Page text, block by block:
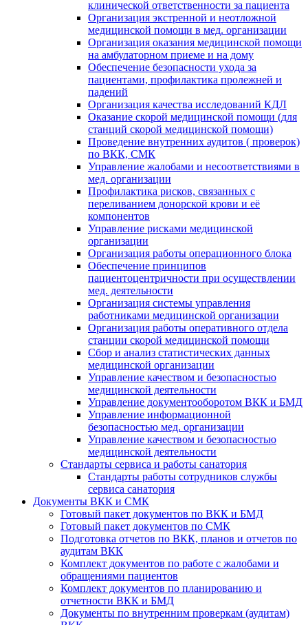
клинической ответственности за пациента
Организация экстренной и неотложной
медицинской помощи в мед. организации
Организация оказания медицинской помощи
на амбулаторном приеме и на дому
Обеспечение безопасности ухода за
пациентами, профилактика пролежней и
падений
Организация качества исследований КДЛ
Оказание скорой медицинской помощи (для
станций скорой медицинской помощи)
Проведение внутренних аудитов ( проверок)
по ВКК, СМК
Управление жалобами и несоответствиями в
мед. организации
Профилактика рисков, связанных с
переливанием донорской крови и её
компонентов
Управление рисками медицинской
организации
Организация работы операционного блока
Обеспечение принципов
пациентоцентричности при осуществлении
мед. деятельности
Организация системы управления
работниками медицинской организации
Организация работы оперативного отдела
станции скорой медицинской помощи
Сбор и анализ статистических данных
медицинской организации
Управление качеством и безопасностью
медицинской деятельности
Управление документооборотом ВКК и БМД
Управление информационной
безопасностью мед. организации
Управление качеством и безопасностью
медицинской деятельности
Стандарты сервиса и работы санатория
Стандарты работы сотрудников службы
сервиса санатория
Документы ВКК и СМК
Готовый пакет документов по ВКК и БМД
Готовый пакет документов по СМК
Подготовка отчетов по ВКК, планов и отчетов по
аудитам ВКК
Комплект документов по работе с жалобами и
обращениями пациентов
Комплект документов по планированию и
отчетности ВКК и БМД
Документы по внутренним проверкам (аудитам)